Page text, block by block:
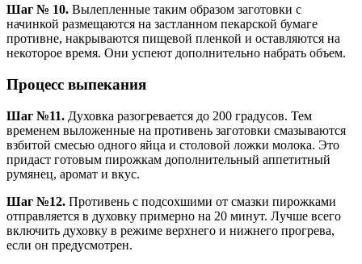
Шаг № 10. Вылепленные таким образом заготовки с
начинкой размещаются на застланном пекарской бумаге
противне, накрываются пищевой пленкой и оставляются на
некоторое время. Они успеют дополнительно набрать объем.
Процесс выпекания
Шаг №11. Духовка разогревается до 200 градусов. Тем
временем выложенные на противень заготовки смазываются
взбитой смесью одного яйца и столовой ложки молока. Это
придаст готовым пирожкам дополнительный аппетитный
румянец, аромат и вкус.
Шаг №12. Противень с подсохшими от смазки пирожками
отправляется в духовку примерно на 20 минут. Лучше всего
включить духовку в режиме верхнего и нижнего прогрева,
если он предусмотрен.